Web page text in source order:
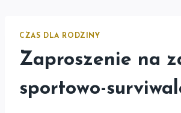
CZAS DLA RODZINY
Zaproszenie na
sportowo-